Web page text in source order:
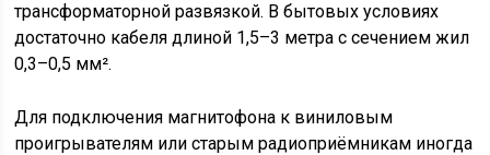
трансформаторной развязкой. В бытовых условиях
достаточно кабеля длиной 1,5–3 метра с сечением жил
0,3–0,5 мм².
Для подключения магнитофона к виниловым
проигрывателям или старым радиоприёмникам иногда